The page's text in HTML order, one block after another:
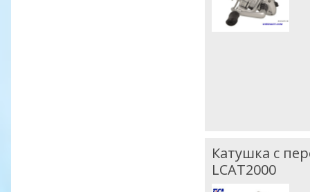
Катушка с
LCAT2000